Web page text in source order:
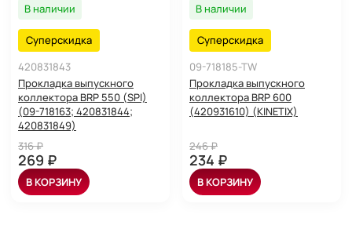
В наличии
Суперскидка
420831843
Прокладка выпускного
коллектора BRP 550 (SPI)
(09-718163; 420831844;
420831849)
316 ₽
269 ₽
В КОРЗИНУ
В наличии
Суперскидка
09-718185-TW
Прокладка выпускного
коллектора BRP 600
(420931610) (KINETIX)
246 ₽
234 ₽
В КОРЗИНУ